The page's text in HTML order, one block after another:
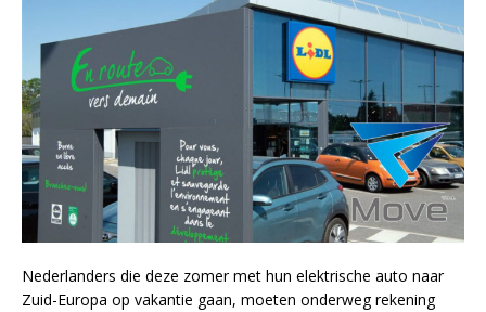
Nederlanders die deze zomer met hun elektrische auto naar
Zuid-Europa op vakantie gaan, moeten onderweg rekening